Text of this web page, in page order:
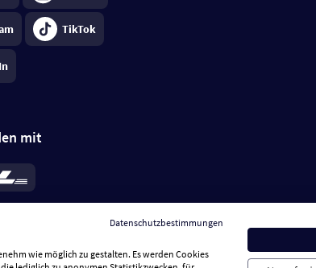
TikTok
mit
€; bei Kühlware zzgl. 0,99 €
7,94 €. Lieferzeit3-
Datenschutzbestimmungen
wie möglich zu gestalten. Es werden Cookies